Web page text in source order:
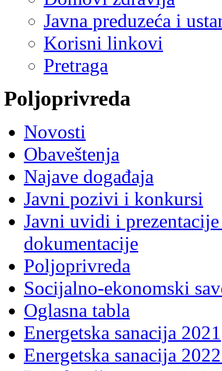
Javna preduzeća i
Korisni linkovi
Pretraga
Poljoprivreda
Novosti
Obaveštenja
Najave događaja
Javni pozivi i konkursi
Javni uvidi i
dokumentacije
Poljoprivreda
Socijalno-ekonomski
Oglasna tabla
Energetska sanacija 2021
Energetska sanacija